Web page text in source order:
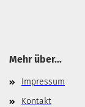
Mehr über...
Impressum
Kontakt